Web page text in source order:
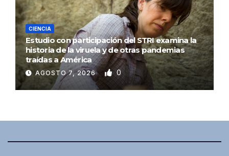
CIENCIA
Estudio con participación del STRI examina la
historia de la viruela y de otras pandemias
traídas a América
AGOSTO 7, 2026 0